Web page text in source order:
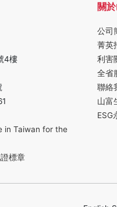
4樓
in Taiwan for the
標章
關
公司
菁英
利害
全省
聯絡
山富
ESG